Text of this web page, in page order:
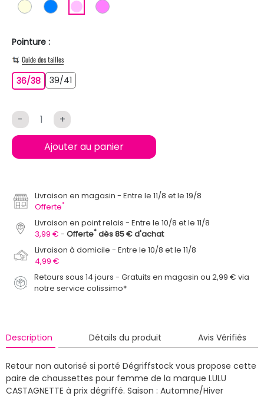
BLANC ECRU
BLEU ROSE CLAIR
ROSE
Pointure :
Guide des tailles
36/3836/38
39/41
- +
Ajouter au panier
Livraison en magasin
Entre le 11/8 et le 19/8
Offerte*
Livraison en point relais
Entre le 10/8 et le 11/8
3,99 €
Offerte* dès 85 € d'achat
Livraison à domicile
Entre le 10/8 et le 11/8
4,99 €
Retours sous 14 jours - Gratuits en magasin ou 2,99 € via
notre service colissimo*
Description Détails du produit Avis Vérifiés
Retour non autorisé si porté Dégriffstock vous propose cette
paire de chaussettes pour femme de la marque LULU
CASTAGNETTE à prix dégriffé. Saison : Automne/Hiver